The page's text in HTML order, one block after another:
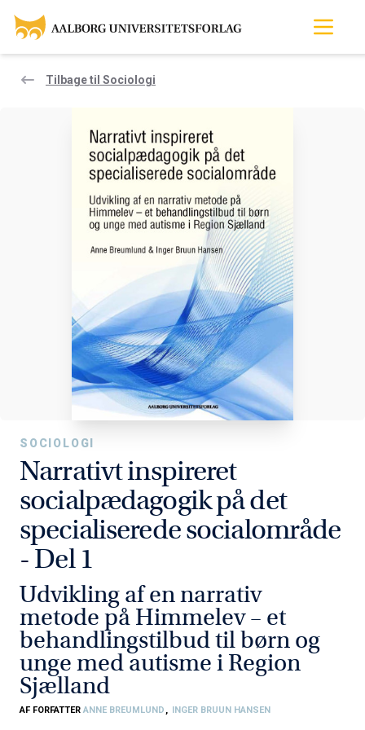
Tilbage til Sociologi
SOCIOLOGI
Narrativt inspireret
socialpædagogik på det
specialiserede socialområde
- Del 1
Udvikling af en narrativ
metode på Himmelev – et
behandlingstilbud til børn og
unge med autisme i Region
Sjælland
AF FORFATTER ANNE BREUMLUND, INGER BRUUN HANSEN